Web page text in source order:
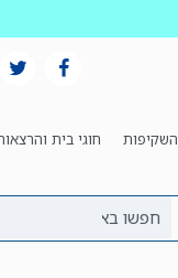
חוגי בית
המקום